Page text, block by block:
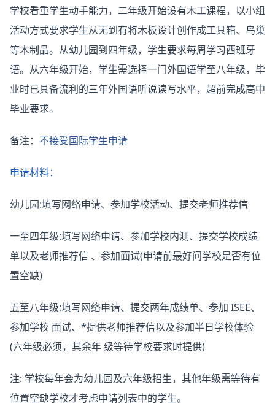
学校看重学生动手能力，二年级开始设有木工课程，以小组
活动方式要求学生从无到有将木板设计创作成工具箱、鸟巢
等木制品。从幼儿园到四年级，学生要求每周学习西班牙
语。从六年级开始，学生需选择一门外国语学至八年级，毕
业时已具备流利的三年外国语听说读写水平，超前完成高中
毕业要求。
备注： 不接受国际学生申请
申请材料：
幼儿园:填写网络申请、参加学校活动、提交老师推荐信
一至四年级:填写网络申请、参加学校内测、提交学校成绩
单以及老师推荐信 、参加面试(申请前最好问学校是否有位
置空缺)
五至八年级:填写网络申请、提交两年成绩单、参加 ISEE、
参加学校 面试、*提供老师推荐信以及参加半日学校体验
(六年级必须，其余年 级等待学校要求时提供)
注: 学校每年会为幼儿园及六年级招生，其他年级需等待有
位置空缺学校才考虑申请列表中的学生。